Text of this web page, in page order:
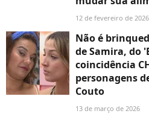
12 de fevereiro de 2026
Não é
de Samira, do
coincidência
personagens
Couto
13 de março de 2026